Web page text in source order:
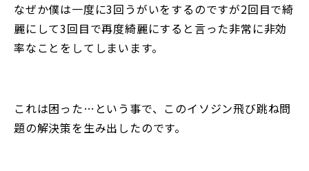
なぜか僕は一度に3回うがいをするのですが2回目で綺
麗にして3回目で再度綺麗にすると言った非常に非効
率なことをしてしまいます。
これは困った…という事で、このイソジン飛び跳ね問
題の解決策を生み出したのです。